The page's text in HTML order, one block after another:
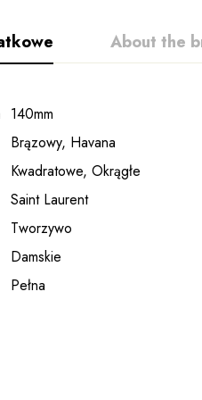
About the
140mm
Brązowy, Havana
Kwadratowe, Okrągłe
Saint Laurent
Tworzywo
Damskie
Pełna